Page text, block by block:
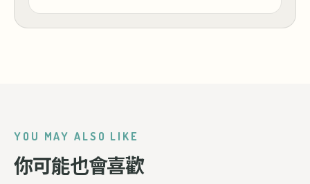
YOU MAY ALSO LIKE
你可能也會喜歡